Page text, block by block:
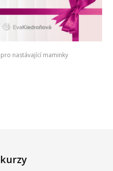
nastávající maminky